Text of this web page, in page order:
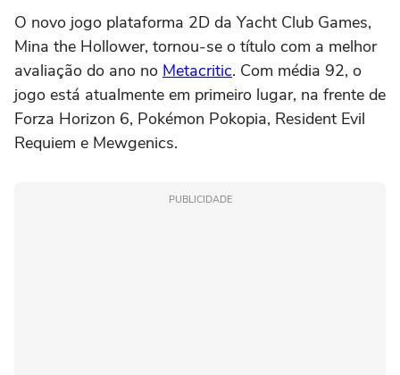
O novo jogo plataforma 2D da Yacht Club Games,
Mina the Hollower, tornou-se o título com a melhor
avaliação do ano no Metacritic. Com média 92, o
jogo está atualmente em primeiro lugar, na frente de
Forza Horizon 6, Pokémon Pokopia, Resident Evil
Requiem e Mewgenics.
PUBLICIDADE